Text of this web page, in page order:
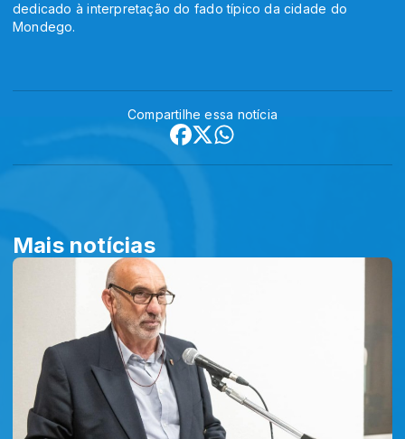
dedicado à interpretação do fado típico da cidade do
Mondego.
Compartilhe essa notícia
Mais notícias